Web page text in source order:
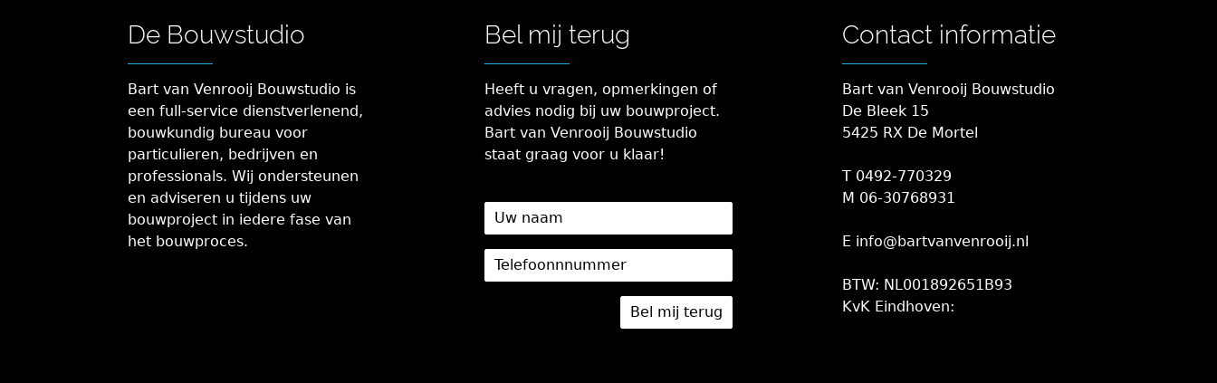
De Bouwstudio
Bart van Venrooij Bouwstudio is
een full-service dienstverlenend,
bouwkundig bureau voor
particulieren, bedrijven en
professionals. Wij ondersteunen
en adviseren u tijdens uw
bouwproject in iedere fase van
het bouwproces.
Bel mij terug
Heeft u vragen, opmerkingen of
advies nodig bij uw bouwproject.
Bart van Venrooij Bouwstudio
staat graag voor u klaar!
Contact informatie
Bart van Venrooij Bouwstudio
De Bleek 15
5425 RX De Mortel
T 0492-770329
M 06-30768931
E info@bartvanvenrooij.nl
BTW: NL001892651B93
KvK Eindhoven: